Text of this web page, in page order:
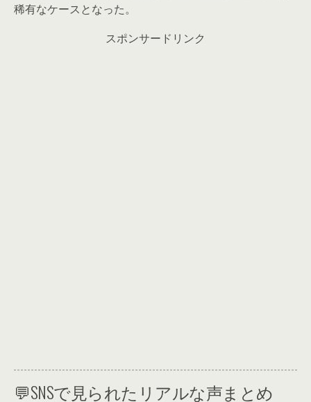
稀有なケースとなった。
スポンサードリンク
💬SNSで見られたリアルな声まとめ